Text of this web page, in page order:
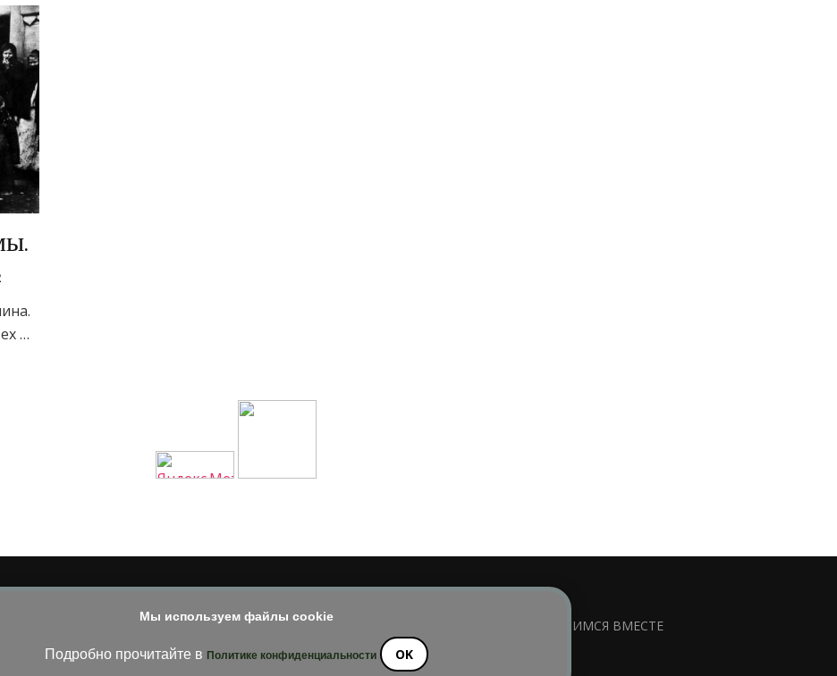
…
Мы используем файлы cookie
Подробно прочитайте в Политике конфиденциальности OK
материала допускается только при наличии активной и индексируемой ссылки на
УЧИМСЯ ВМЕСТЕ
Blossom Diva | РазработанаТемы Blossom. На платформеWordPress